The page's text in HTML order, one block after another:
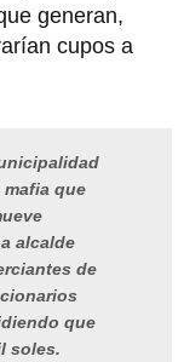
generan,
cupos a
que
alcalde
de
que
soles.